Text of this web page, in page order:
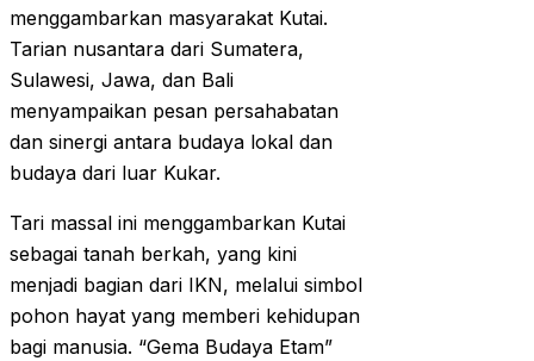
menggambarkan masyarakat Kutai.
Tarian nusantara dari Sumatera,
Sulawesi, Jawa, dan Bali
menyampaikan pesan persahabatan
dan sinergi antara budaya lokal dan
budaya dari luar Kukar.
Tari massal ini menggambarkan Kutai
sebagai tanah berkah, yang kini
menjadi bagian dari IKN, melalui simbol
pohon hayat yang memberi kehidupan
bagi manusia. “Gema Budaya Etam”